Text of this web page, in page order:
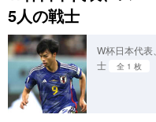
5人の戦士
W杯日本代
士
全 1 枚